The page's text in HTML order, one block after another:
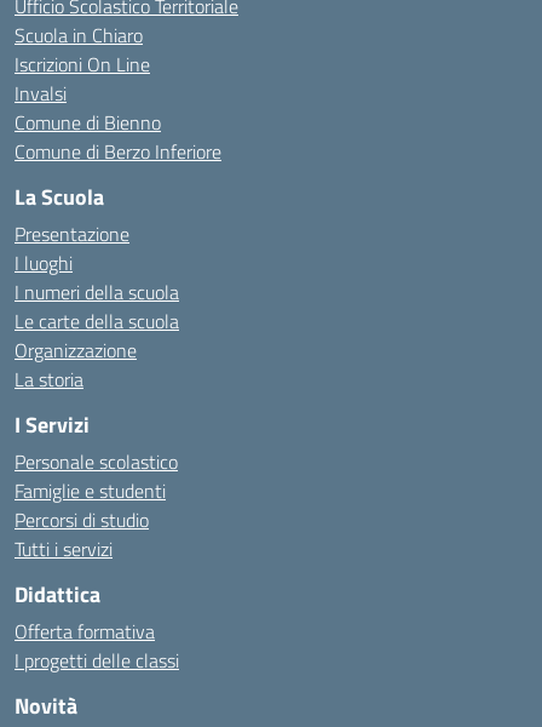
Ufficio Scolastico Territoriale
Scuola in Chiaro
Iscrizioni On Line
Invalsi
Comune di Bienno
Comune di Berzo Inferiore
La Scuola
Presentazione
I luoghi
I numeri della scuola
Le carte della scuola
Organizzazione
La storia
I Servizi
Personale scolastico
Famiglie e studenti
Percorsi di studio
Tutti i servizi
Didattica
Offerta formativa
I progetti delle classi
Novità